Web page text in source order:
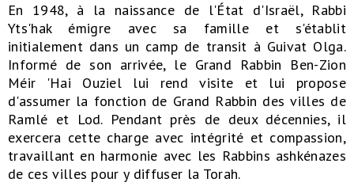
En 1948, à la naissance de l'État d'Israël, Rabbi
Yts'hak émigre avec sa famille et s'établit
initialement dans un camp de transit à Guivat Olga.
Informé de son arrivée, le Grand Rabbin Ben-Zion
Méir 'Hai Ouziel lui rend visite et lui propose
d'assumer la fonction de Grand Rabbin des villes de
Ramlé et Lod. Pendant près de deux décennies, il
exercera cette charge avec intégrité et compassion,
travaillant en harmonie avec les Rabbins ashkénazes
de ces villes pour y diffuser la Torah.